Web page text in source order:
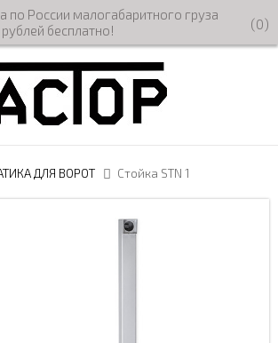
по России малогабаритного груза
бесплатно!
(0)
ДЛЯ ВОРОТ Стойка STN 1